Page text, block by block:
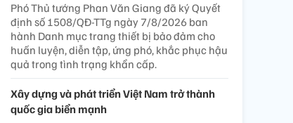
Phó Thủ tướng Phan Văn Giang đã ký Quyết
định số 1508/QĐ-TTg ngày 7/8/2026 ban
hành Danh mục trang thiết bị bảo đảm cho
huấn luyện, diễn tập, ứng phó, khắc phục hậu
quả trong tình trạng khẩn cấp.
Xây dựng và phát triển Việt Nam trở thành
quốc gia biển mạnh